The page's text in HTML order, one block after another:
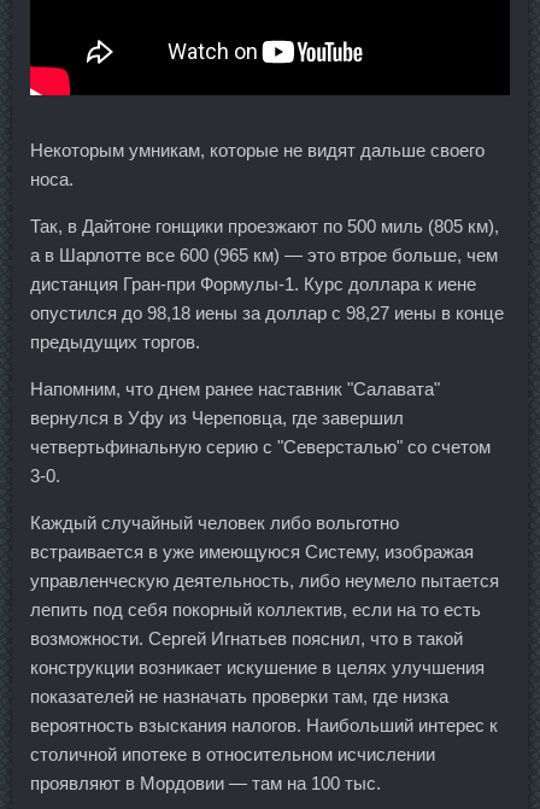
Некоторым умникам, которые не видят дальше своего
носа.
Так, в Дайтоне гонщики проезжают по 500 миль (805 км),
а в Шарлотте все 600 (965 км) — это втрое больше, чем
дистанция Гран-при Формулы-1. Курс доллара к иене
опустился до 98,18 иены за доллар с 98,27 иены в конце
предыдущих торгов.
Напомним, что днем ранее наставник "Салавата"
вернулся в Уфу из Череповца, где завершил
четвертьфинальную серию с "Северсталью" со счетом
3-0.
Каждый случайный человек либо вольготно
встраивается в уже имеющуюся Систему, изображая
управленческую деятельность, либо неумело пытается
лепить под себя покорный коллектив, если на то есть
возможности. Сергей Игнатьев пояснил, что в такой
конструкции возникает искушение в целях улучшения
показателей не назначать проверки там, где низка
вероятность взыскания налогов. Наибольший интерес к
столичной ипотеке в относительном исчислении
проявляют в Мордовии — там на 100 тыс.